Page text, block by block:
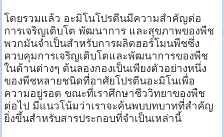
โดยรวมแล้ว อะมิโนโปรตีนมีความสำคัญต่อ
การเจริญเติบโต พัฒนาการ และสุขภาพของพืช
พวกมันจำเป็นสำหรับการผลิตฮอร์โมนพืชซึ่ง
ควบคุมการเจริญเติบโตและพัฒนาการของพืช
ในด้านต่างๆ ต้นลองกองเป็นเพียงตัวอย่างหนึ่ง
ของพืชหลายชนิดที่อาศัยโปรตีนอะมิโนเพื่อ
ความอยู่รอด ขณะที่เราศึกษาชีววิทยาของพืช
ต่อไป มีแนวโน้มว่าเราจะค้นพบบทบาทที่สำคัญ
ยิ่งขึ้นสำหรับสารประกอบที่จำเป็นเหล่านี้